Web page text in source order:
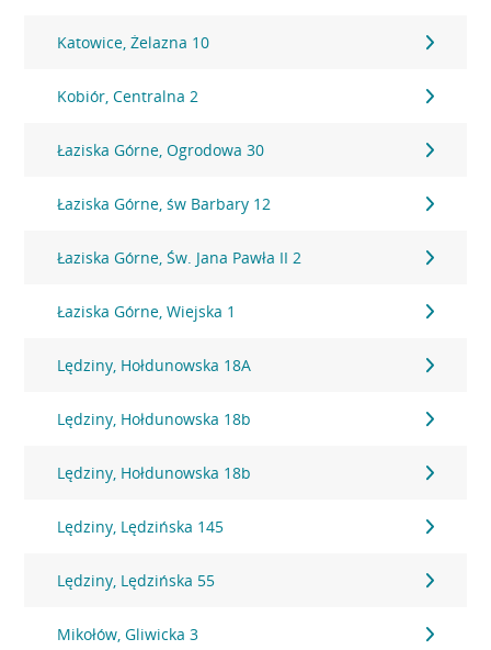
Katowice, Żelazna 10
Kobiór, Centralna 2
Łaziska Górne, Ogrodowa 30
Łaziska Górne, św Barbary 12
Łaziska Górne, Św. Jana Pawła II 2
Łaziska Górne, Wiejska 1
Lędziny, Hołdunowska 18A
Lędziny, Hołdunowska 18b
Lędziny, Hołdunowska 18b
Lędziny, Lędzińska 145
Lędziny, Lędzińska 55
Mikołów, Gliwicka 3